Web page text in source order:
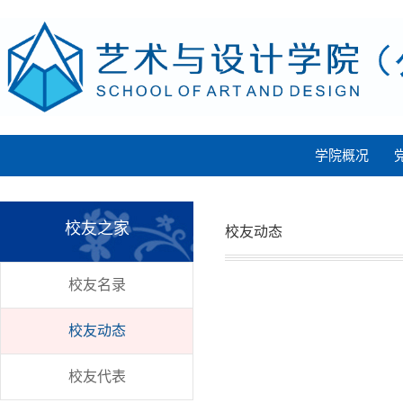
学院概况
校友之家
校友名录
校友动态
校友代表
校友动态